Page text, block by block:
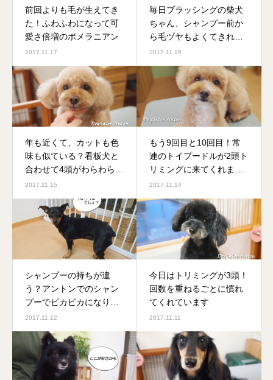
前回よりも毛が生えてき
た！ふわふわになって可
愛さ倍増のポメラニアン
2017.11.17
毎日ブラッシングの柴犬
ちゃん、シャンプー前か
ら毛ヅヤもよくてきれい
です
2017.11.16
年も近くて、カットも色
味も似ている？看板犬と
合わせて4頭がわらわらと
楽しい1日でした
2017.11.15
もう9回目と10回目！常
連のトイプードルが2頭ト
リミングに来てくれまし
た
2017.11.14
シャンプーの持ちが違
う？アントンでのシャン
プーでピカピカになりま
せんか？
2017.11.12
今日はトリミングが3頭！
回数を重ねるごとに慣れ
てくれています
2017.11.11